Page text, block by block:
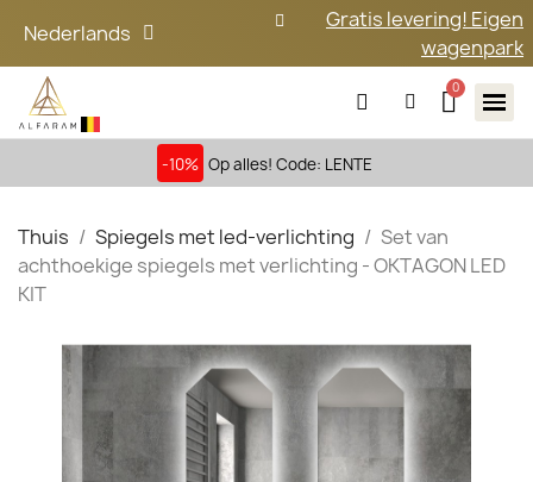
Nederlands
Gratis levering! Eigen
wagenpark
-10% Op alles! Code: LENTE
Thuis Spiegels met led-verlichting
Set van
achthoekige spiegels met verlichting - OKTAGON LED
KIT